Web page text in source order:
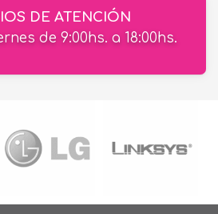
DE ATENCIÓN
de 9:00hs. a 18:00hs.